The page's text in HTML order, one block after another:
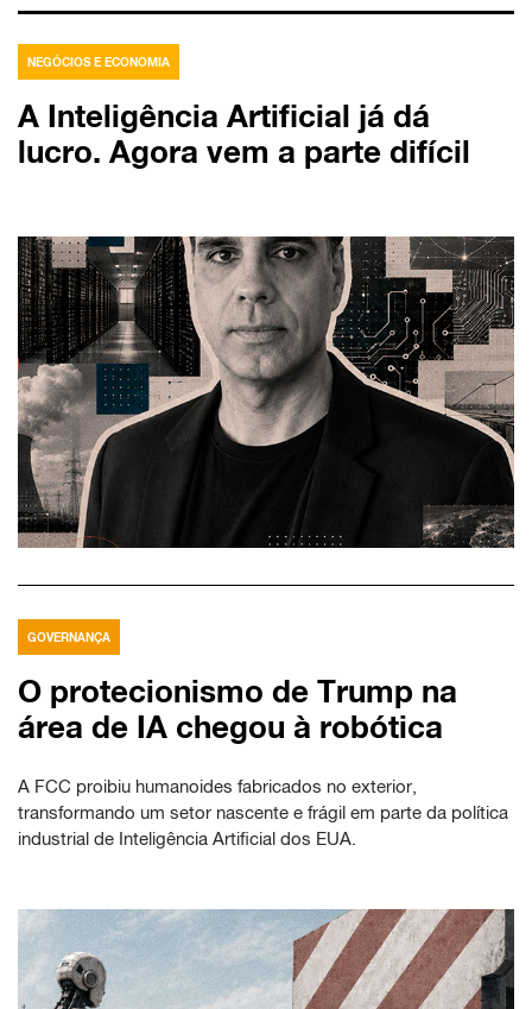
NEGÓCIOS E ECONOMIA
A Inteligência Artificial já dá
lucro. Agora vem a parte difícil
GOVERNANÇA
O protecionismo de Trump na
área de IA chegou à robótica
A FCC proibiu humanoides fabricados no exterior,
transformando um setor nascente e frágil em parte da política
industrial de Inteligência Artificial dos EUA.